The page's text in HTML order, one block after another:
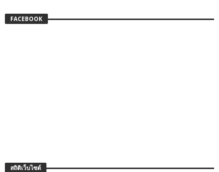
FACEBOOK
สถิติเว็บไซต์